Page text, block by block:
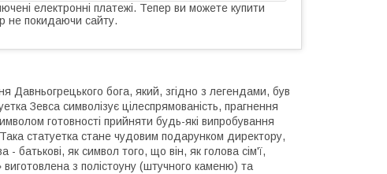
електронні платежі. Тепер ви можете купити
не покидаючи сайту.
бога, який, згідно з легендами, був
Зевса символізує цілеспрямованість, прагнення
готовності прийняти будь-які випробування
статуетка стане чудовим подарунком директору,
батькові, як символ того, що він, як голова сім'ї,
виготовлена ​​з полістоуну (штучного каменю) та